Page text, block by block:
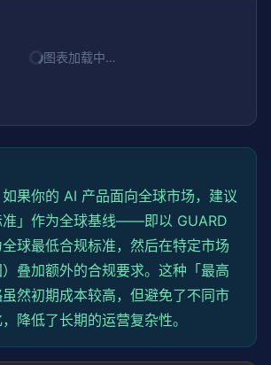
图表加载中…
如果你的 AI 产品面向全球市场，建议
准」作为全球基线——即以 GUARD
球最低合规标准，然后在特定市场
）叠加额外的合规要求。这种「最高
虽然初期成本较高，但避免了不同市
降低了长期的运营复杂性。